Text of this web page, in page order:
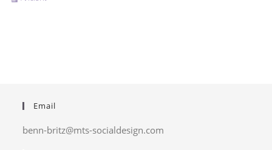
Email
benn-britz@mts-socialdesign.com